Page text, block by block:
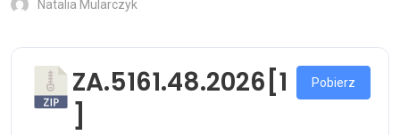
Natalia Mularczyk
ZA.5161.48.2026[1
]
Pobierz